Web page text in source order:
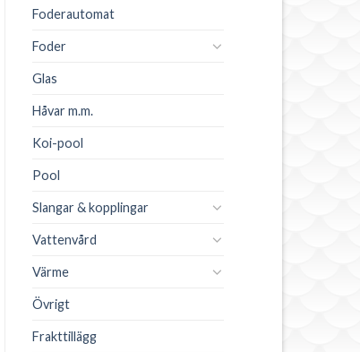
Foderautomat
Foder
Glas
Håvar m.m.
Koi-pool
Pool
Slangar & kopplingar
Vattenvård
Värme
Övrigt
Frakttillägg